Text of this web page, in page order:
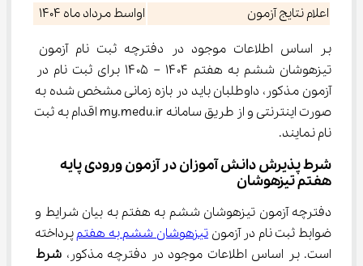
اعلام نتایج آزمون
اواسط مرداد ماه 1404
بر اساس اطلاعات موجود در دفترچه ثبت نام آزمون
تیزهوشان ششم به هفتم ۱۴۰۴ – ۱۴۰۵ برای ثبت نام در
آزمون مذکور، داوطلبان باید در بازه زمانی مشخص شده به
صورت اینترنتی و از طریق سامانه my.medu.ir اقدام به ثبت
نام نمایند.
شرط پذیرش دانش آموزان در آزمون ورودی پایه
هفتم تیزهوشان
دفترچه آزمون تیزهوشان ششم به هفتم به بیان شرایط و
ضوابط ثبت نام در آزمون تیزهوشان ششم به هفتم پرداخته
است. بر اساس اطلاعات موجود در دفترچه مذکور، شرط